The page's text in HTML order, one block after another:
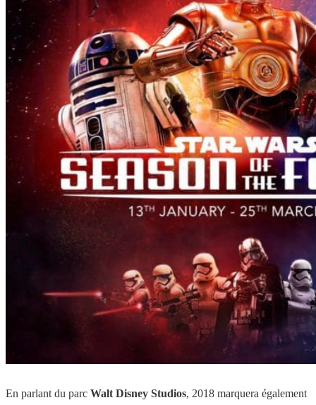
En parlant du parc Walt Disney Studios, 2018 marquera également